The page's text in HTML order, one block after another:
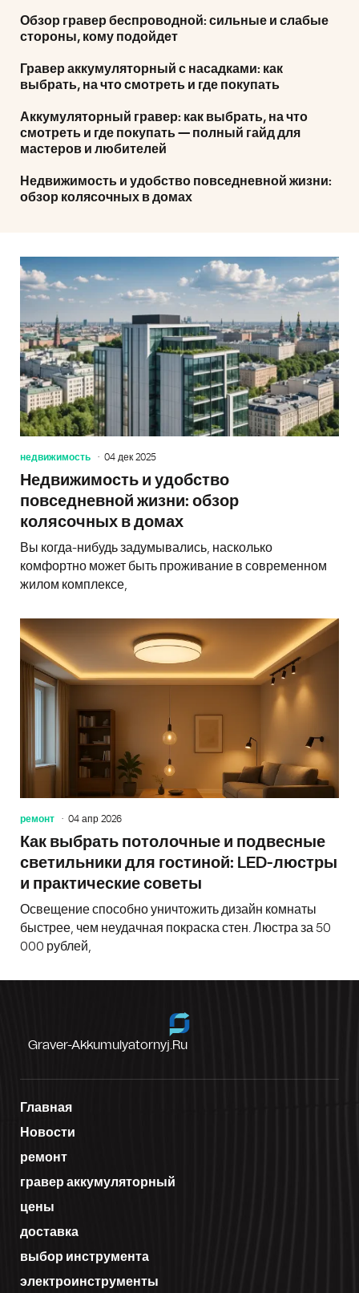
Обзор гравер беспроводной: сильные и слабые
стороны, кому подойдет
Гравер аккумуляторный с насадками: как
выбрать, на что смотреть и где покупать
Аккумуляторный гравер: как выбрать, на что
смотреть и где покупать — полный гайд для
мастеров и любителей
Недвижимость и удобство повседневной жизни:
обзор колясочных в домах
недвижимость 04 дек 2025
Недвижимость и удобство
повседневной жизни: обзор
колясочных в домах
Вы когда-нибудь задумывались, насколько
комфортно может быть проживание в современном
жилом комплексе,
ремонт 04 апр 2026
Как выбрать потолочные и подвесные
светильники для гостиной: LED-люстры
и практические советы
Освещение способно уничтожить дизайн комнаты
быстрее, чем неудачная покраска стен. Люстра за 50
000 рублей,
Graver-Akkumulyatornyj.ru
Главная
Новости
ремонт
гравер аккумуляторный
цены
доставка
выбор инструмента
электроинструменты